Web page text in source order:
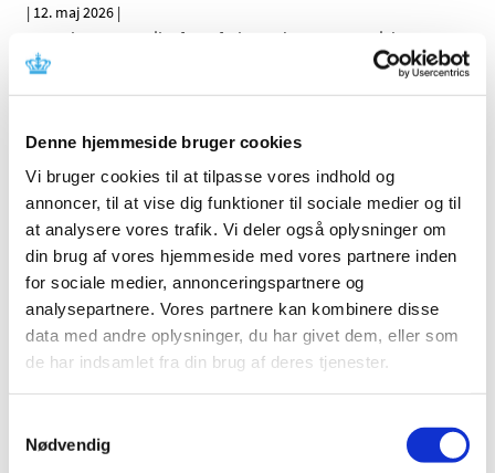
Denne hjemmeside bruger cookies
Vi bruger cookies til at tilpasse vores indhold og
annoncer, til at vise dig funktioner til sociale medier og til
at analysere vores trafik. Vi deler også oplysninger om
din brug af vores hjemmeside med vores partnere inden
for sociale medier, annonceringspartnere og
analysepartnere. Vores partnere kan kombinere disse
data med andre oplysninger, du har givet dem, eller som
de har indsamlet fra din brug af deres tjenester.
Nødvendig
| 12. maj 2026 |
UCB Pharma SA vil, efter aftale med Det Europæiske
Lægemiddelagentur (EMA) og Lægemiddelstyrelsen,…
levermonitorering grundet tilfælde af alvorlig
leverskade
|12. maj 2026|
Angelini Pharma S.p.A., vil efter aftale med Det
Europæiske Lægemiddelagentur (EMA) og…
Ændringer i tilskud til ibuprofen og naproxen i
flydende form
| 7. maj 2026|
Opdatering den 7. maj 2026: Fremover er der tilskud til tre
…